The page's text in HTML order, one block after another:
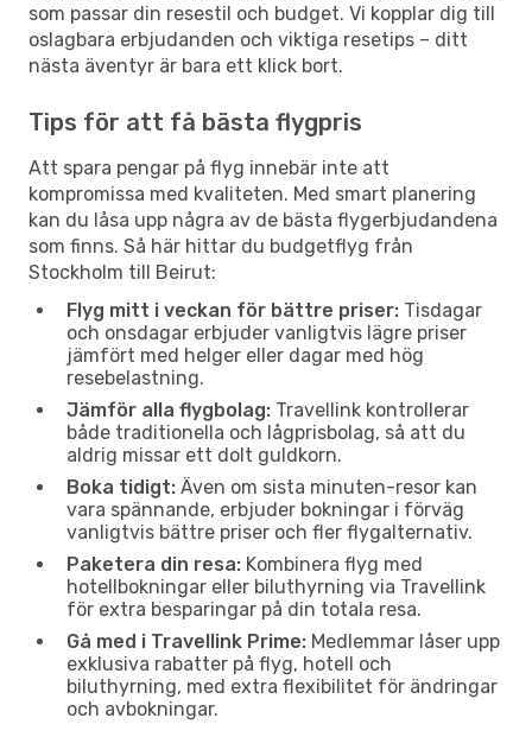
som passar din resestil och budget. Vi kopplar dig till
oslagbara erbjudanden och viktiga resetips – ditt
nästa äventyr är bara ett klick bort.
Tips för att få bästa flygpris
Att spara pengar på flyg innebär inte att
kompromissa med kvaliteten. Med smart planering
kan du låsa upp några av de bästa flygerbjudandena
som finns. Så här hittar du budgetflyg från
Stockholm till Beirut:
Flyg mitt i veckan för bättre priser: Tisdagar
och onsdagar erbjuder vanligtvis lägre priser
jämfört med helger eller dagar med hög
resebelastning.
Jämför alla flygbolag: Travellink kontrollerar
både traditionella och lågprisbolag, så att du
aldrig missar ett dolt guldkorn.
Boka tidigt: Även om sista minuten-resor kan
vara spännande, erbjuder bokningar i förväg
vanligtvis bättre priser och fler flygalternativ.
Paketera din resa: Kombinera flyg med
hotellbokningar eller biluthyrning via Travellink
för extra besparingar på din totala resa.
Gå med i Travellink Prime: Medlemmar låser upp
exklusiva rabatter på flyg, hotell och
biluthyrning, med extra flexibilitet för ändringar
och avbokningar.